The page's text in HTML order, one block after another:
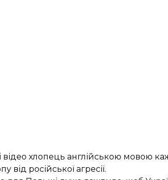
відео хлопець англійською мовою
від російської агресії.